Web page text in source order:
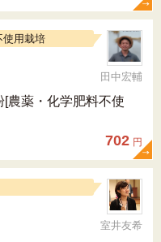
使用栽培
田中宏輔
[農薬・化学肥料不使
702 円
室井友希